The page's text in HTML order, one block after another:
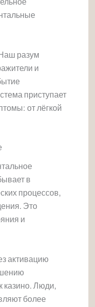
разум
и
приступает
от лёгкой
в
процессов,
Это
и
активацию
казино. Люди,
более